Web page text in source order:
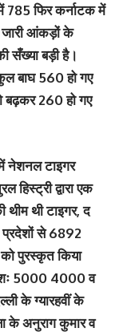
785 फिर कर्नाटक में
जारी आंकड़ों के
सँख्या बड़ी है।
बाघ 560 हो गए
बढ़कर 260 हो गए
नेशनल टाइगर
द्वारा एक
थीम थी टाइगर, द
से 6892
पुरस्कृत किया
5000 4000 व
के ग्यारहवीं के
के अनुराग कुमार व